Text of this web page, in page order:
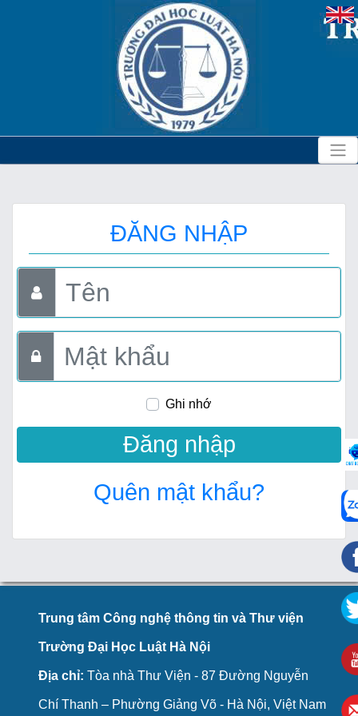
ĐĂNG NHẬP
Ghi nhớ
Quên mật khẩu?
Trung tâm Công nghệ thông tin và Thư viện
Trường Đại Học Luật Hà Nội
Địa chỉ: Tòa nhà Thư Viện - 87 Đường Nguyễn
Chí Thanh – Phường Giảng Võ - Hà Nội, Việt Nam